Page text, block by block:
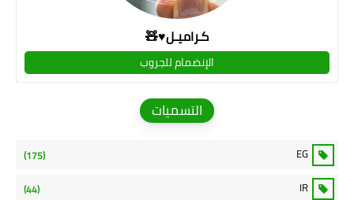
كـراميـل♥🧸
الإنضمام للجروب
التسميات
EG
(175)
IR
(44)